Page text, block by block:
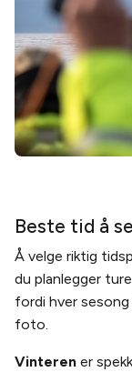
Beste tid å
Å velge riktig
du planlegger
fordi hver
foto.
Vinteren er